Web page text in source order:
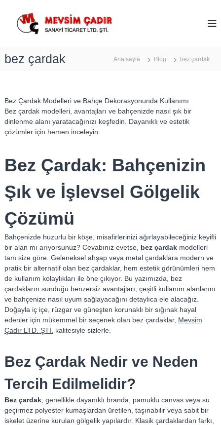
i
a
d
ı
n
a
a
d
ı
r
–
T
e
n
–
r
n
d
bez çardak Ana sayfa Blog bez çardak
Bez Çardak Modelleri ve Bahçe Dekorasyonunda Kullanımı
Bez çardak modelleri, avantajları ve bahçenizde nasıl şık bir
dinlenme alanı yaratacağınızı keşfedin. Dayanıklı ve estetik
çözümler için hemen inceleyin.
Bez Çardak: Bahçenizin
Şık ve İşlevsel Gölgelik
Çözümü
Bahçenizde huzurlu bir köşe, misafirlerinizi ağırlayabileceğiniz keyifli
bir alan mı arıyorsunuz? Cevabınız evetse, bez çardakmodelleri
tam size göre. Geleneksel ahşap veya metal çardaklara modern ve
pratik bir alternatif olan bez çardaklar, hem estetik görünümleri hem
de kullanım kolaylıkları ile öne çıkıyor. Bu yazımızda, bez
çardakların sunduğu benzersiz avantajları, çeşitli kullanım alanlarını
ve bahçenize nasıl uyum sağlayacağını detaylıca ele alacağız.
Doğayla iç içe, rüzgar ve güneşten korunaklı bir sığınak hayal
edenler için mükemmel bir seçenek olan bez çardaklar, Mevsim
Çadır LTD. ŞTİ.
kalitesiyle sizlerle.
Bez Çardak Nedir ve Neden
Tercih Edilmelidir?
Bez çardak, genellikle dayanıklı branda, pamuklu canvas veya su
geçirmez polyester kumaşlardan üretilen, taşınabilir veya sabit bir
iskelet üzerine kurulan gölgelik yapılardır. Klasik çardaklardan farkı,